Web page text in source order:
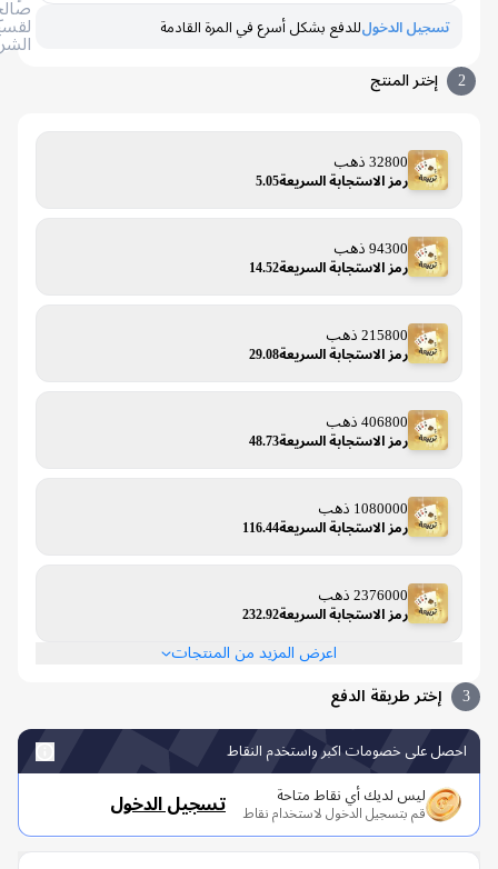
صالح
لقسيمة
تسجيل الدخول للدفع بشكل أسرع في المرة القادمة
إختر المنتج
32800 ذهب
رمز الاستجابة السريعة5.05
94300 ذهب
رمز الاستجابة السريعة14.52
215800 ذهب
رمز الاستجابة السريعة29.08
406800 ذهب
رمز الاستجابة السريعة48.73
1080000 ذهب
رمز الاستجابة السريعة116.44
2376000 ذهب
رمز الاستجابة السريعة232.92
اعرض المزيد من المنتجات
إختر طريقة الدفع
على خصومات اكبر واستخدم النقاط
ليس لديك أي نقاط متاحة
قم بتسجيل الدخول لاستخدام نقاط تسجيل الدخول